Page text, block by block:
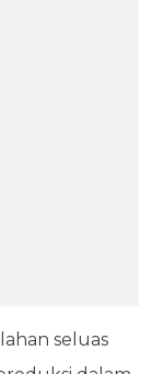
seluas